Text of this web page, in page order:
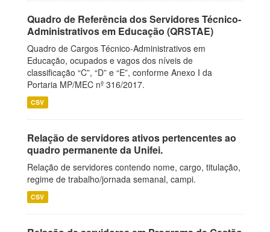
Quadro de Referência dos Servidores Técnico-
Administrativos em Educação (QRSTAE)
Quadro de Cargos Técnico-Administrativos em
Educação, ocupados e vagos dos níveis de
classificação “C”, “D” e “E”, conforme Anexo I da
Portaria MP/MEC nº 316/2017.
CSV
Relação de servidores ativos pertencentes ao
quadro permanente da Unifei.
Relação de servidores contendo nome, cargo, titulação,
regime de trabalho/jornada semanal, campi.
CSV